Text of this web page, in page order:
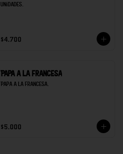
unidades.
$4.700
Papa a la francesa
Papa a la francesa.
$5.000